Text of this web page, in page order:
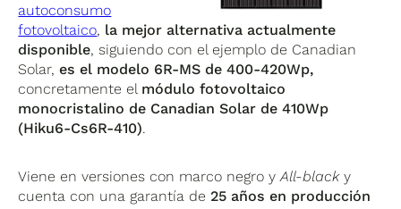
autoconsumo
fotovoltaico, la mejor alternativa actualmente
disponible, siguiendo con el ejemplo de Canadian
Solar, es el modelo 6R-MS de 400-420Wp,
concretamente el módulo fotovoltaico
monocristalino de Canadian Solar de 410Wp
(Hiku6-Cs6R-410).
Viene en versiones con marco negro yAll-blacky
cuenta con una garantía de 25 años en producción